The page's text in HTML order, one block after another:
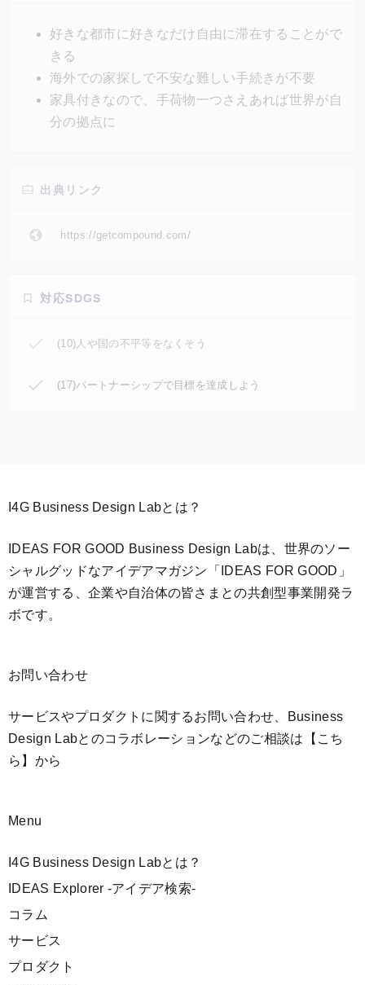
部屋をレンタルすることができ、家具を揃える必要も
ないので移動も気軽だ。このサービスを使えば世界の
色々な場所で、自宅で暮らすように滞在を楽しむこと
ができる。
好きな都市に好きなだけ自由に滞在することがで
きる
海外での家探しで不安な難しい手続きが不要
家具付きなので、手荷物一つさえあれば世界が自
分の拠点に
出典リンク
https://getcompound.com/
対応SDGS
(10)人や国の不平等をなくそう
(17)パートナーシップで目標を達成しよう
I4G Business Design Labとは？
IDEAS FOR GOOD Business Design Labは、世界のソー
シャルグッドなアイデアマガジン「IDEAS FOR GOOD」
が運営する、企業や自治体の皆さまとの共創型事業開発ラ
ボです。
お問い合わせ
サービスやプロダクトに関するお問い合わせ、Business
Design Labとのコラボレーションなどのご相談は 【こち
ら】 から
Menu
I4G Business Design Labとは？
IDEAS Explorer -アイデア検索-
コラム
サービス
プロダクト